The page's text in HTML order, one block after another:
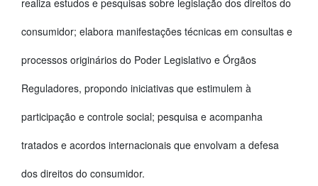
realiza estudos e pesquisas sobre legislação dos direitos do
consumidor; elabora manifestações técnicas em consultas e
processos originários do Poder Legislativo e Órgãos
Reguladores, propondo iniciativas que estimulem à
participação e controle social; pesquisa e acompanha
tratados e acordos internacionais que envolvam a defesa
dos direitos do consumidor.